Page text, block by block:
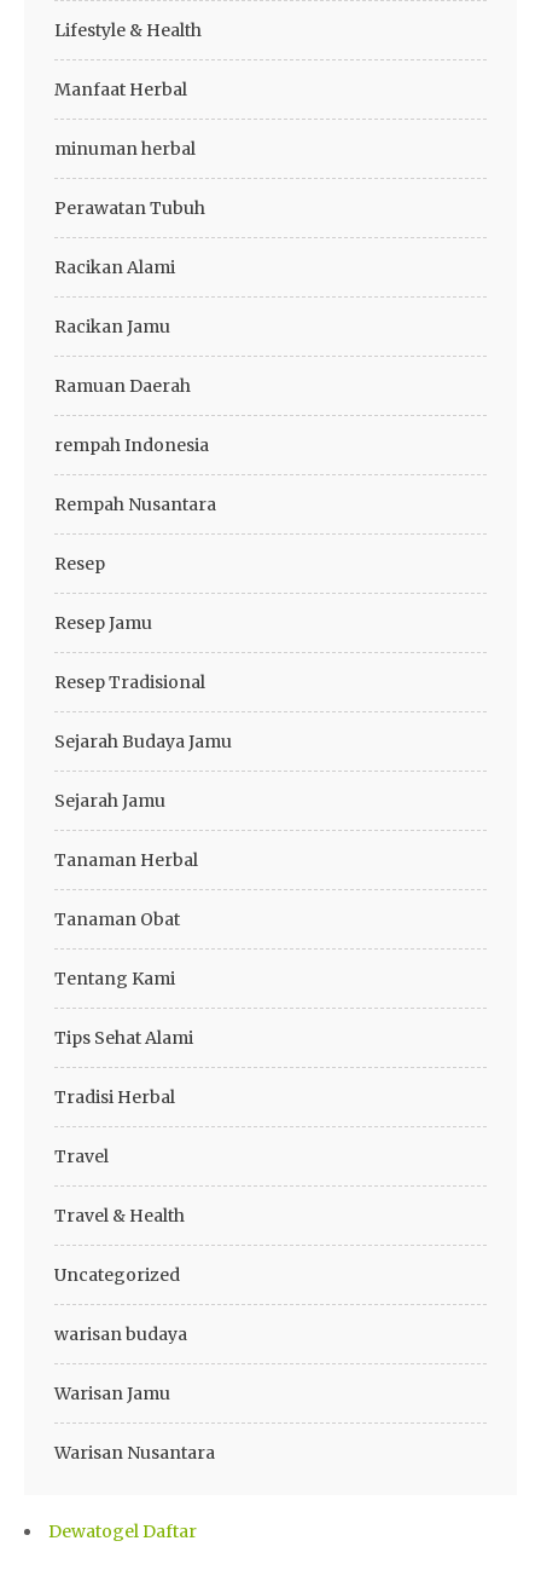
Lifestyle & Health
Manfaat Herbal
minuman herbal
Perawatan Tubuh
Racikan Alami
Racikan Jamu
Ramuan Daerah
rempah Indonesia
Rempah Nusantara
Resep
Resep Jamu
Resep Tradisional
Sejarah Budaya Jamu
Sejarah Jamu
Tanaman Herbal
Tanaman Obat
Tentang Kami
Tips Sehat Alami
Tradisi Herbal
Travel
Travel & Health
Uncategorized
warisan budaya
Warisan Jamu
Warisan Nusantara
Dewatogel Daftar